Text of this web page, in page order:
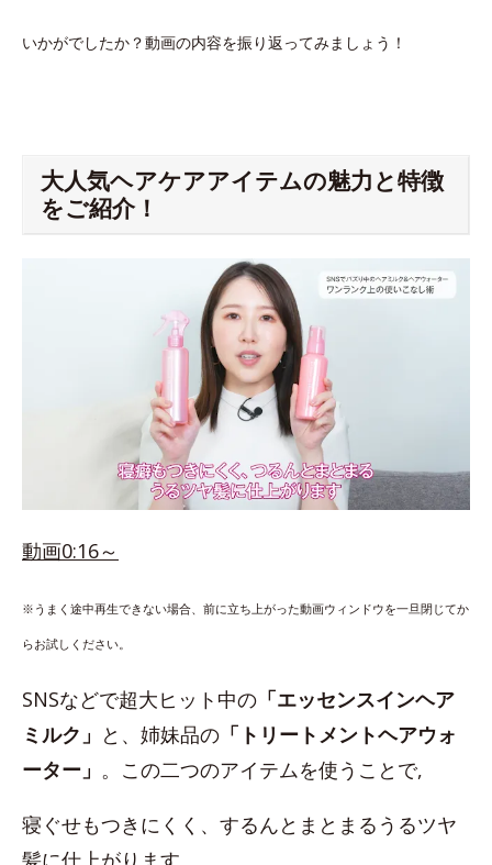
いかがでしたか？動画の内容を振り返ってみましょう！
大人気ヘアケアアイテムの魅力と特徴
をご紹介！
動画0:16～
※うまく途中再生できない場合、前に立ち上がった動画ウィンドウを一旦閉じてか
らお試しください。
SNSなどで超大ヒット中の 「エッセンスインヘア
ミルク」 と、姉妹品の 「トリートメントヘアウォ
ーター」 。この二つのアイテムを使うことで,
寝ぐせもつきにくく、するんとまとまるうるツヤ